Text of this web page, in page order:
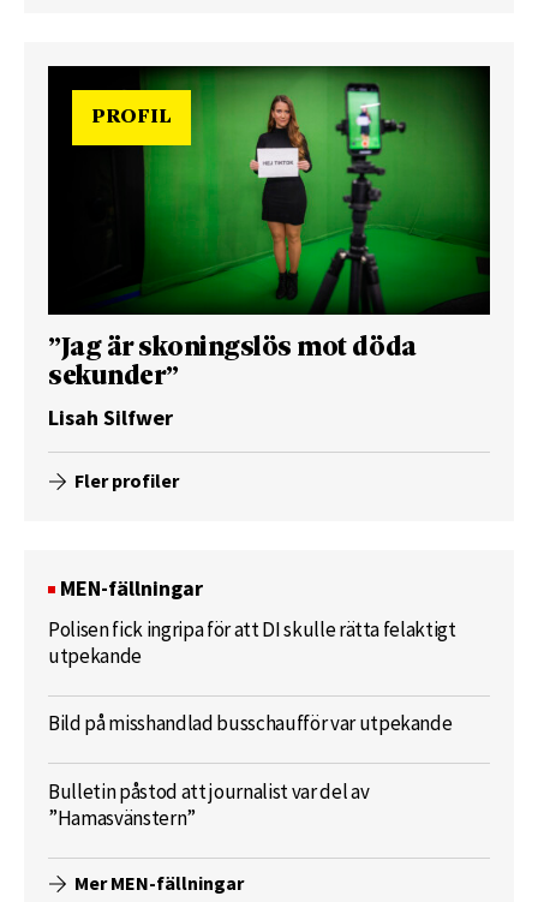
PROFIL
”Jag är skoningslös mot döda
sekunder”
Lisah Silfwer
Fler profiler
MEN-fällningar
Polisen fick ingripa för att DI skulle rätta felaktigt
utpekande
Bild på misshandlad busschaufför var utpekande
Bulletin påstod att journalist var del av
”Hamasvänstern”
Mer MEN-fällningar